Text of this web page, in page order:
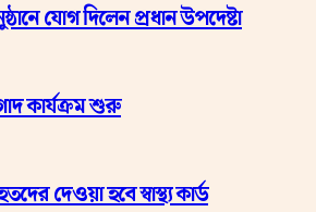
যোগ দিলেন প্রধান উপদেষ্টা
কার্যক্রম শুরু
দেওয়া হবে স্বাস্থ্য কার্ড